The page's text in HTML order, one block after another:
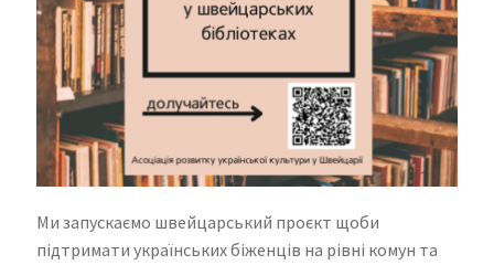
Ми запускаємо швейцарський проєкт щоби
підтримати українських біженців на рівні комун та